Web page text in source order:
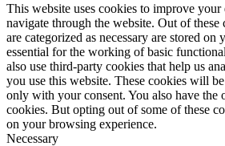
This website uses cookies to improve
navigate through the website. Out of these
are categorized as necessary are stored on
essential for the working of basic
also use third-party cookies that help us
you use this website. These cookies will
only with your consent. You also have the
cookies. But opting out of some of these
on your browsing experience.
Necessary